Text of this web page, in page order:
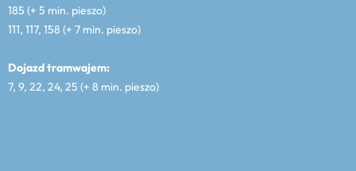
185 (+ 5 min. pieszo)
111, 117, 158 (+ 7 min. pieszo)
Dojazd tramwajem:
7, 9, 22, 24, 25 (+ 8 min. pieszo)